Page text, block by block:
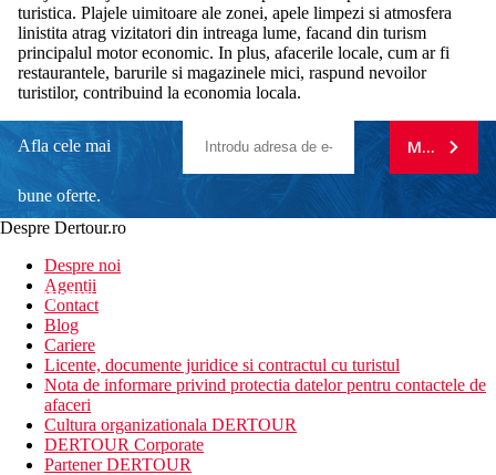
turistica. Plajele uimitoare ale zonei, apele limpezi si atmosfera
linistita atrag vizitatori din intreaga lume, facand din turism
principalul motor economic. In plus, afacerile locale, cum ar fi
restaurantele, barurile si magazinele mici, raspund nevoilor
turistilor, contribuind la economia locala.
Afla cele mai
bune oferte.
newsletter!
MA
Despre Dertour.ro
Despre noi
Agentii
Contact
Blog
Cariere
Licente, documente juridice si contractul cu turistul
Nota de informare privind protectia datelor pentru contactele de
afaceri
Cultura organizationala DERTOUR
DERTOUR Corporate
Partener DERTOUR